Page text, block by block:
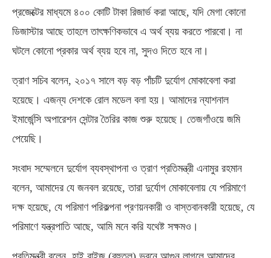
প্রজেক্টের মাধ্যমে ৪০০ কোটি টাকা রিজার্ভ করা আছে, যদি মেগা কোনো
ডিজাস্টার আছে তাহলে তাৎক্ষণিকভাবে এ অর্থ ব্যয় করতে পারবো। না
ঘটলে কোনো প্রকার অর্থ ব্যয় হবে না, সুদও দিতে হবে না।
ত্রাণ সচিব বলেন, ২০১৭ সালে বড় বড় পাঁচটি দুর্যোগ মোকাবেলা করা
হয়েছে। এজন্য দেশকে রোল মডেল বলা হয়। আমাদের ন্যাশনাল
ইমার্জেন্সি অপারেশন সেন্টার তৈরির কাজ শুরু হয়েছে। তেজগাঁওয়ে জমি
পেয়েছি।
সংবাদ সম্মেলনে দুর্যোগ ব্যবস্থাপনা ও ত্রাণ প্রতিমন্ত্রী এনামুর রহমান
বলেন, আমাদের যে জনবল রয়েছে, তারা দুর্যোগ মোকাবেলায় যে পরিমাণে
দক্ষ হয়েছে, যে পরিমাণ পরিকল্পনা প্রণয়নকারী ও বাস্তবানকারী হয়েছে, যে
পরিমাণে যন্ত্রপাতি আছে, আমি মনে করি যথেষ্ট সক্ষমও।